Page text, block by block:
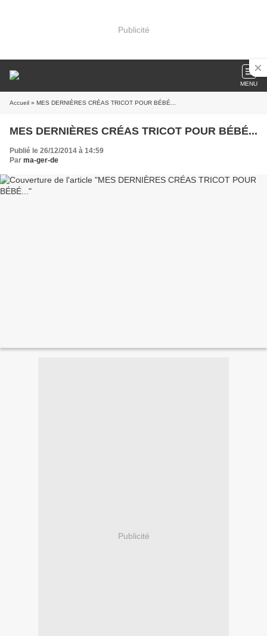
Publicité
MENU
Accueil » MES DERNIÈRES CRÉAS TRICOT POUR BÉBÉ...
MES DERNIÈRES CRÉAS TRICOT POUR BÉBÉ...
Publié le 26/12/2014 à 14:59
Par ma-ger-de
Publicité